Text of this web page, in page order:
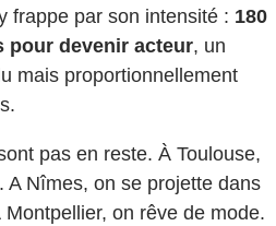
frappe par son intensité : 180
pour devenir acteur, un
mais proportionnellement
pas en reste. À Toulouse,
A Nîmes, on se projette dans
on rêve de mode.